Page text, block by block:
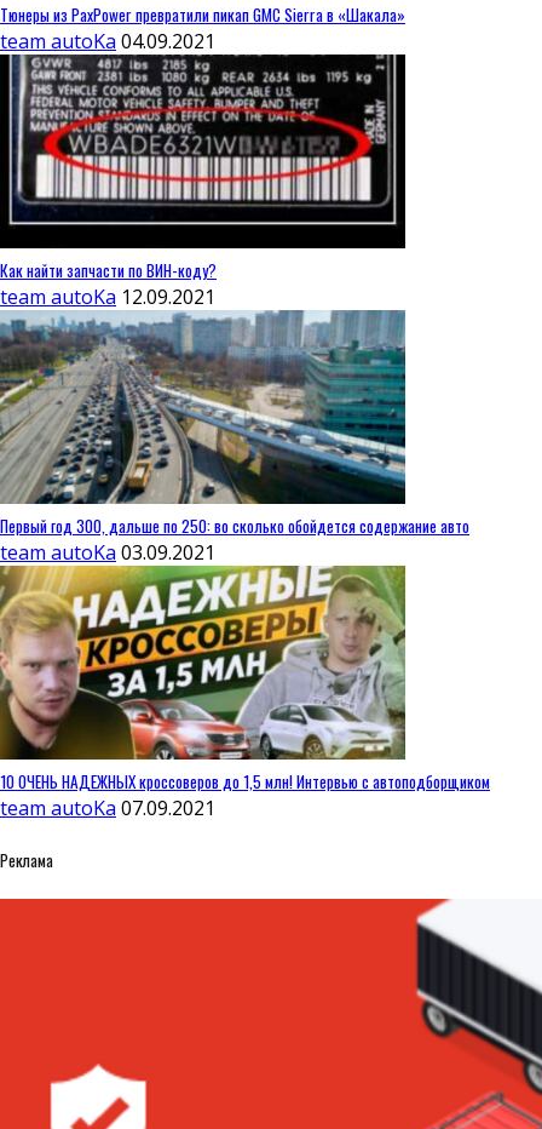
Тюнеры из PaxPower превратили пикап GMC Sierra в «Шакала»
team autoKa 04.09.2021
Как найти запчасти по ВИН-коду?
team autoKa 12.09.2021
Первый год 300, дальше по 250: во сколько обойдется содержание авто
team autoKa 03.09.2021
10 ОЧЕНЬ НАДЕЖНЫХ кроссоверов до 1,5 млн! Интервью с автоподборщиком
team autoKa 07.09.2021
Реклама